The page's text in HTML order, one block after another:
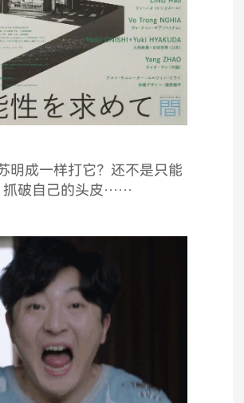
明成一样打它？还不是只能
抓破自己的头皮……